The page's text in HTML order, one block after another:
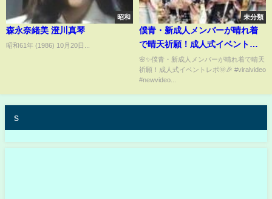
昭和
森永奈緒美 澄川真琴
昭和61年 (1986) 10月20日...
未分類
僕青・新成人メンバーが晴れ着
で晴天祈願！成人式イベントレ
ポ
🌸✨僕青・新成人メンバーが晴れ着で晴天
祈願！成人式イベントレポ🌞🎉 #viralvideo
#newvideo...
s